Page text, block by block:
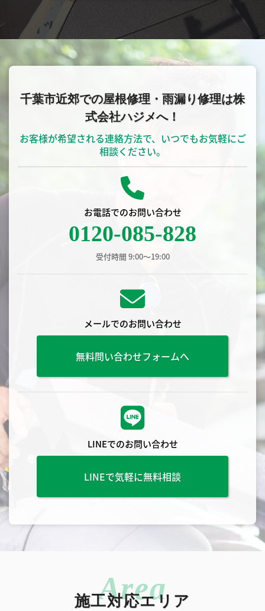
千葉市近郊での屋根修理・雨漏り修理は株
式会社ハジメへ！
お客様が希望される連絡方法で、いつでもお気軽にご
相談ください。
お電話でのお問い合わせ
0120-085-828
受付時間 9:00〜19:00
メールでのお問い合わせ
無料問い合わせフォームへ
LINEでのお問い合わせ
LINEで気軽に無料相談
施工対応エリア